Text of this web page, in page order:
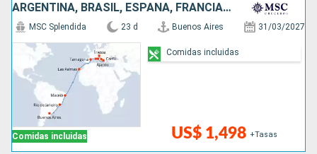
ARGENTINA, BRASIL, ESPAÑA, FRANCIA, ITALIA, GRECIA
Comidas incluidas
MSC Splendida 23 d Buenos Aires 31/03/2027
US$ 1,498 +Tasas
Comidas incluidas